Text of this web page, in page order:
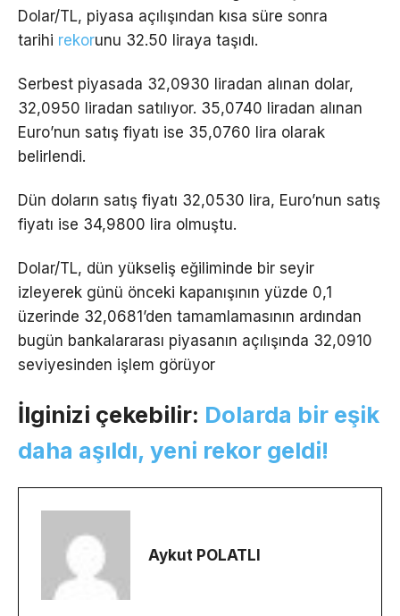
Dolar/TL, piyasa açılışından kısa süre sonra
tarihi rekorunu 32.50 liraya taşıdı.
Serbest piyasada 32,0930 liradan alınan dolar,
32,0950 liradan satılıyor. 35,0740 liradan alınan
Euro’nun satış fiyatı ise 35,0760 lira olarak
belirlendi.
Dün doların satış fiyatı 32,0530 lira, Euro’nun satış
fiyatı ise 34,9800 lira olmuştu.
Dolar/TL, dün yükseliş eğiliminde bir seyir
izleyerek günü önceki kapanışının yüzde 0,1
üzerinde 32,0681’den tamamlamasının ardından
bugün bankalararası piyasanın açılışında 32,0910
seviyesinden işlem görüyor
İlginizi çekebilir: Dolarda bir eşik
daha aşıldı, yeni rekor geldi!
Aykut POLATLI